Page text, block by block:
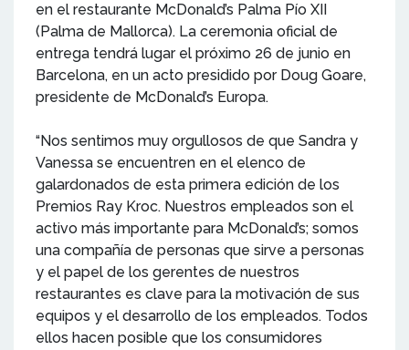
en el restaurante McDonald’s Palma Pío XII
(Palma de Mallorca). La ceremonia oficial de
entrega tendrá lugar el próximo 26 de junio en
Barcelona, en un acto presidido por Doug Goare,
presidente de McDonald’s Europa.
“Nos sentimos muy orgullosos de que Sandra y
Vanessa se encuentren en el elenco de
galardonados de esta primera edición de los
Premios Ray Kroc. Nuestros empleados son el
activo más importante para McDonald’s; somos
una compañía de personas que sirve a personas
y el papel de los gerentes de nuestros
restaurantes es clave para la motivación de sus
equipos y el desarrollo de los empleados. Todos
ellos hacen posible que los consumidores